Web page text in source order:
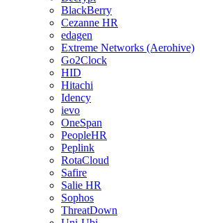
BlackBerry
Cezanne HR
edagen
Extreme Networks (Aerohive)
Go2Clock
HID
Hitachi
Idency
ievo
OneSpan
PeopleHR
Peplink
RotaCloud
Safire
Salie HR
Sophos
ThreatDown